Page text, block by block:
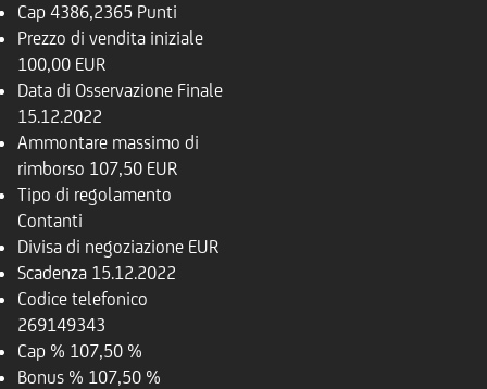
Cap 4386,2365 Punti
Prezzo di vendita iniziale
100,00 EUR
Data di Osservazione Finale
15.12.2022
Ammontare massimo di
rimborso 107,50 EUR
Tipo di regolamento
Contanti
Divisa di negoziazione EUR
Scadenza 15.12.2022
Codice telefonico
269149343
Cap % 107,50 %
Bonus % 107,50 %